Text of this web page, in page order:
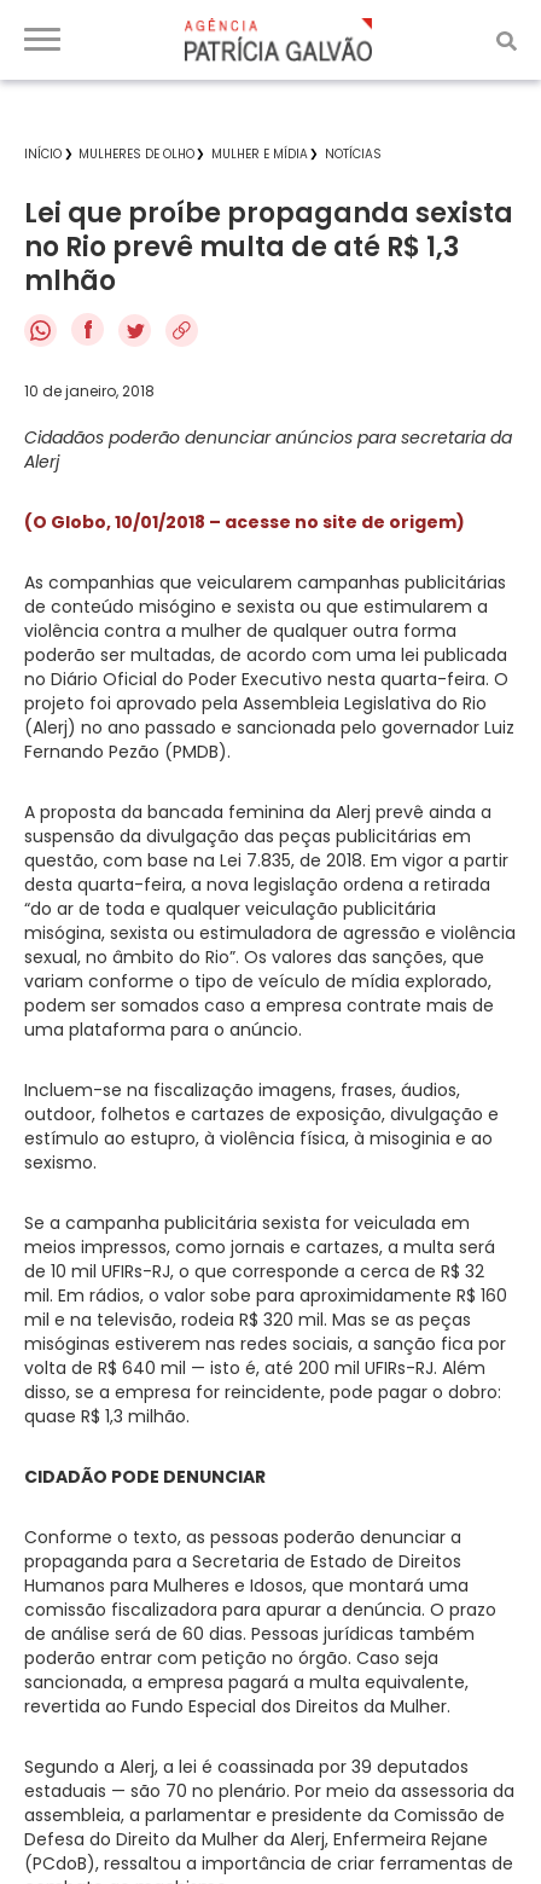
INÍCIO MULHERES DE OLHO MULHER E MÍDIA NOTÍCIAS
Lei que proíbe propaganda sexista
no Rio prevê multa de até R$ 1,3
mlhão
f
10 de janeiro, 2018
Cidadãos poderão denunciar anúncios para secretaria da
Alerj
(O Globo, 10/01/2018 – acesse no site de origem)
As companhias que veicularem campanhas publicitárias
de conteúdo misógino e sexista ou que estimularem a
violência contra a mulher de qualquer outra forma
poderão ser multadas, de acordo com uma lei publicada
no Diário Oficial do Poder Executivo nesta quarta-feira. O
projeto foi aprovado pela Assembleia Legislativa do Rio
(Alerj) no ano passado e sancionada pelo governador Luiz
Fernando Pezão (PMDB).
A proposta da bancada feminina da Alerj prevê ainda a
suspensão da divulgação das peças publicitárias em
questão, com base na Lei 7.835, de 2018. Em vigor a partir
desta quarta-feira, a nova legislação ordena a retirada
“do ar de toda e qualquer veiculação publicitária
misógina, sexista ou estimuladora de agressão e violência
sexual, no âmbito do Rio”. Os valores das sanções, que
variam conforme o tipo de veículo de mídia explorado,
podem ser somados caso a empresa contrate mais de
uma plataforma para o anúncio.
Incluem-se na fiscalização imagens, frases, áudios,
outdoor, folhetos e cartazes de exposição, divulgação e
estímulo ao estupro, à violência física, à misoginia e ao
sexismo.
Se a campanha publicitária sexista for veiculada em
meios impressos, como jornais e cartazes, a multa será
de 10 mil UFIRs-RJ, o que corresponde a cerca de R$ 32
mil. Em rádios, o valor sobe para aproximidamente R$ 160
mil e na televisão, rodeia R$ 320 mil. Mas se as peças
misóginas estiverem nas redes sociais, a sanção fica por
volta de R$ 640 mil — isto é, até 200 mil UFIRs-RJ. Além
disso, se a empresa for reincidente, pode pagar o dobro:
quase R$ 1,3 milhão.
CIDADÃO PODE DENUNCIAR
Conforme o texto, as pessoas poderão denunciar a
propaganda para a Secretaria de Estado de Direitos
Humanos para Mulheres e Idosos, que montará uma
comissão fiscalizadora para apurar a denúncia. O prazo
de análise será de 60 dias. Pessoas jurídicas também
poderão entrar com petição no órgão. Caso seja
sancionada, a empresa pagará a multa equivalente,
revertida ao Fundo Especial dos Direitos da Mulher.
Segundo a Alerj, a lei é coassinada por 39 deputados
estaduais — são 70 no plenário. Por meio da assessoria da
assembleia, a parlamentar e presidente da Comissão de
Defesa do Direito da Mulher da Alerj, Enfermeira Rejane
(PCdoB), ressaltou a importância de criar ferramentas de